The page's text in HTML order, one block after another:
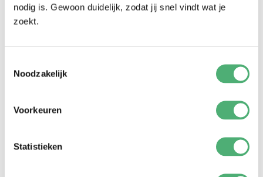
nodig is. Gewoon duidelijk, zodat jij snel vindt wat je
zoekt.
Noodzakelijk
Voorkeuren
Statistieken